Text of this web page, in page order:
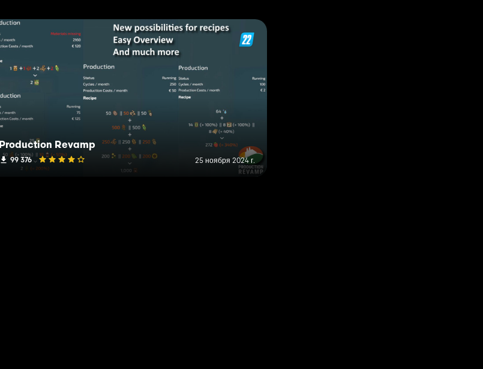
Production Revamp
99 376 25 ноября 2024 г.